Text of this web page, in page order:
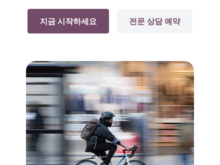
지금 시작하세요 전문 상담 예약